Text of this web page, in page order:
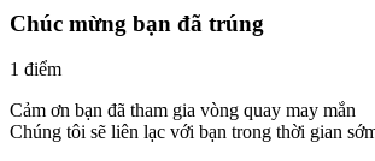
Chúc mừng bạn đã trúng
1 điểm
Cảm ơn bạn đã tham gia vòng quay may mắn
Chúng tôi sẽ liên lạc với bạn trong thời gian